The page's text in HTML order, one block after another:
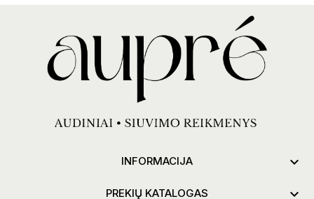
INFORMACIJA 
PREKIŲ KATALOGAS 